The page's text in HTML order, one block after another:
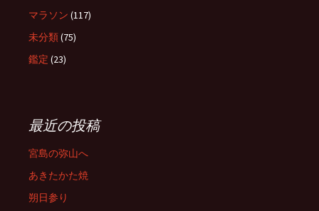
マラソン (117)
未分類(75)
鑑定 (23)
最近の投稿
宮島の弥山へ
あきたかた焼
朔日参り